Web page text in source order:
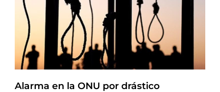
Alarma en la ONU por drástico